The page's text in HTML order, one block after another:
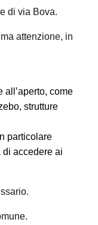
di via Bova.
attenzione, in
all’aperto, come
strutture
particolare
accedere ai